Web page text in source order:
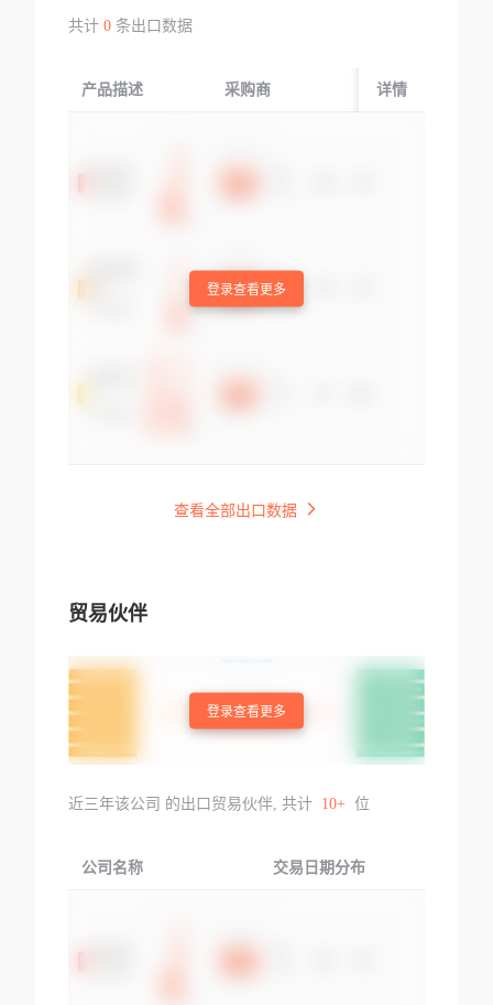
共计 0条出口数据
产品描述 采购商 起运国/地区
详情
登录查看更多
查看全部出口数据
贸易伙伴
登录查看更多
近三年该公司 的出口贸易伙伴, 共计 10+ 位
公司名称 交易日期分布